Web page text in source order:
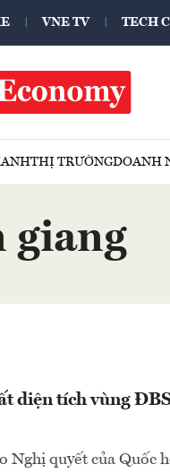
VNE TV TECH
THỊ TRƯỜNGDOANH
giang
diện tích vùng
Nghị quyết của Quốc